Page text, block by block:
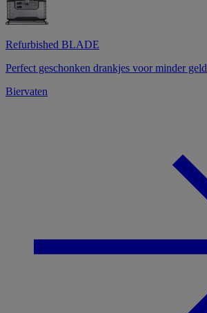
Refurbished BLADE
Perfect geschonken drankjes voor minder geld
Biervaten